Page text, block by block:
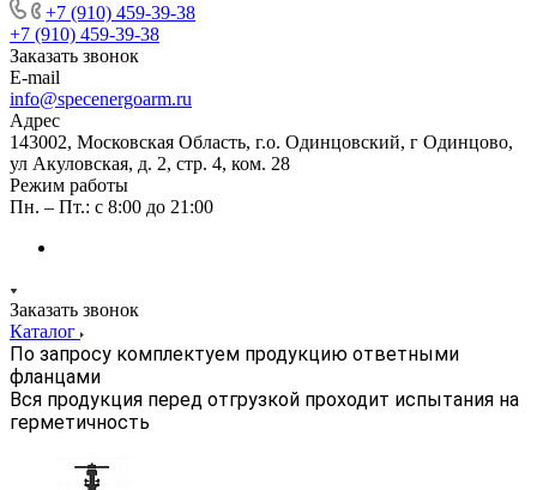
+7 (910) 459-39-38
+7 (910) 459-39-38
Заказать звонок
E-mail
info@specenergoarm.ru
Адрес
143002, Московская Область, г.о. Одинцовский, г Одинцово,
ул Акуловская, д. 2, стр. 4, ком. 28
Режим работы
Пн. – Пт.: с 8:00 до 21:00
Заказать звонок
Каталог
По запросу комплектуем продукцию ответными
фланцами
Вся продукция перед отгрузкой проходит испытания на
герметичность